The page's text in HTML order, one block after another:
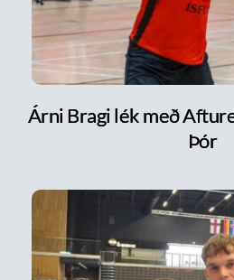
Árni Bragi lék með
Þór